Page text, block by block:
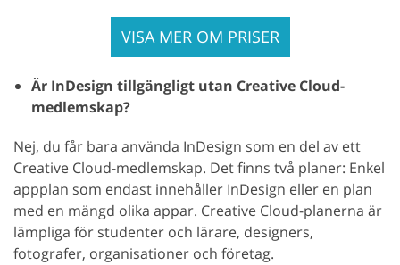
VISA MER OM PRISER
Är InDesign tillgängligt utan Creative Cloud-
medlemskap?
Nej, du får bara använda InDesign som en del av ett
Creative Cloud-medlemskap. Det finns två planer: Enkel
appplan som endast innehåller InDesign eller en plan
med en mängd olika appar. Creative Cloud-planerna är
lämpliga för studenter och lärare, designers,
fotografer, organisationer och företag.